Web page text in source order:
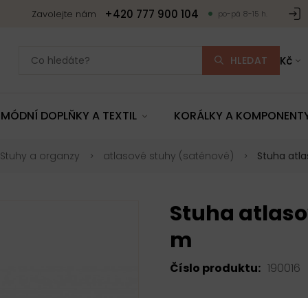
Zavolejte nám +420 777 900 104 po-pá 8-15 h.
HLEDAT Kč
MÓDNÍ DOPLŇKY A TEXTIL KORÁLKY A
Stuhy a organzy atlasové stuhy (saténové) Stuha
Stuha
m
Číslo produktu: 190016